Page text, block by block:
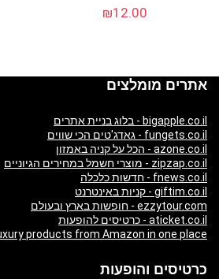
₪12.00
אתרים מומלצים
bigapple.co.il - בלוג בניית אתרים
fungets.co.il - גאדג'טים הכי שווים
azone.co.il - הכל על קניה באמזון
zipzap.co.il - מוצרי חשמל במחירים הגיוניים
fnews.co.il - חדשות כלכלה
giftim.co.il - קניות באינטרנט
ezzytour.com - חופשות בארץ ובעולם
aticket.co.il - כרטיסים להופעות
products from Amazon in one place
כרטיסים והופעות